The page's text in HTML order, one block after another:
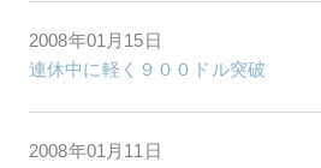
2008年01月15日
連休中に軽く９００ドル突破
2008年01月11日